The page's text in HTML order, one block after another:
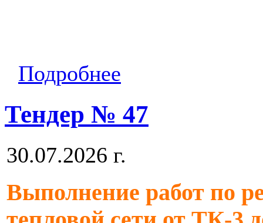
Подробнее
Тендер № 47
30.07.2026 г.
Выполнение работ по